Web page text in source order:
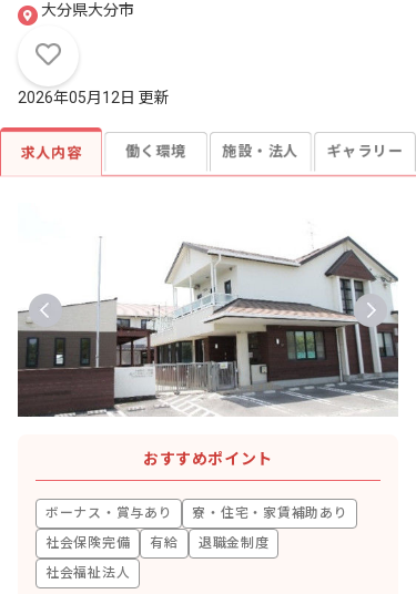
大分県大分市
2026年05月12日 更新
求人内容 働く環境 施設・法人 ギャラリー
おすすめポイント
ボーナス・賞与あり
寮・住宅・家賃補助あり
社会保険完備
有給
退職金制度
社会福祉法人